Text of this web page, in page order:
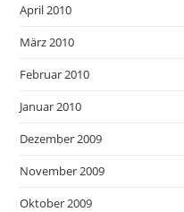
April 2010
März 2010
Februar 2010
Januar 2010
Dezember 2009
November 2009
Oktober 2009